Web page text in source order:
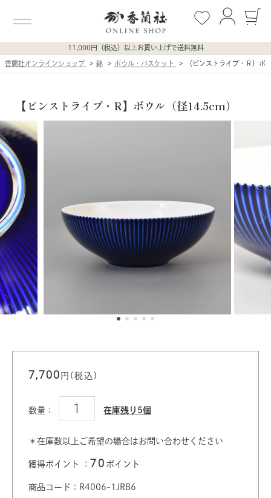
11,000円（税込）以上お買い上げで送料無料
香蘭社オンラインショップ 鉢 ボウル・バスケット （ピンストライプ・Ｒ）ボ
【ピンストライプ・R】ボウル（径14.5cm）
7,700 円(税込)
数量： 在庫残り5個
＊在庫数以上ご希望の場合はお問い合わせください
獲得ポイント ： 70 ポイント
商品コード：R4006-1JRB6